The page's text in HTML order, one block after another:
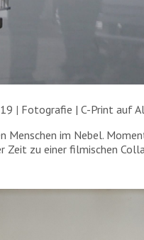
| Fotografie | C-Print auf
Menschen im Nebel.
Zeit zu einer filmischen